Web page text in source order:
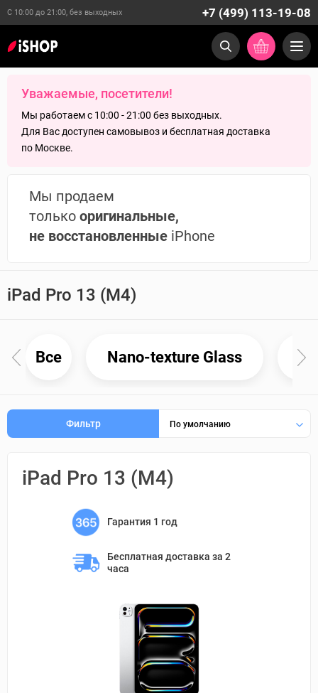
С 10:00 до 21:00, без выходных +7 (499) 113-19-08
Уважаемые, посетители!
Мы работаем с 10:00 - 21:00 без выходных.
Для Вас доступен самовывоз и бесплатная доставка
по Москве.
Мы продаем
только оригинальные,
не восстановленные iPhone
iPad Pro 13 (M4)
Все Nano-texture Glass
Фильтр По умолчанию
iPad Pro 13 (M4)
Гарантия 1 год
Бесплатная доставка за 2
часа